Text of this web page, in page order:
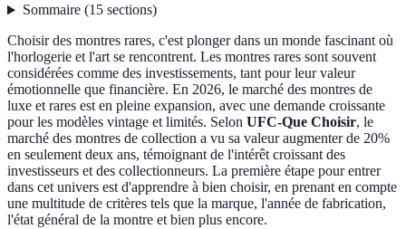
Sommaire(15 sections)
Choisir des montres rares, c'est plonger dans un monde fascinant où
l'horlogerie et l'art se rencontrent. Les montres rares sont souvent
considérées comme des investissements, tant pour leur valeur
émotionnelle que financière. En 2026, le marché des montres de
luxe et rares est en pleine expansion, avec une demande croissante
pour les modèles vintage et limités. Selon UFC-Que Choisir, le
marché des montres de collection a vu sa valeur augmenter de 20%
en seulement deux ans, témoignant de l'intérêt croissant des
investisseurs et des collectionneurs. La première étape pour entrer
dans cet univers est d'apprendre à bien choisir, en prenant en compte
une multitude de critères tels que la marque, l'année de fabrication,
l'état général de la montre et bien plus encore.